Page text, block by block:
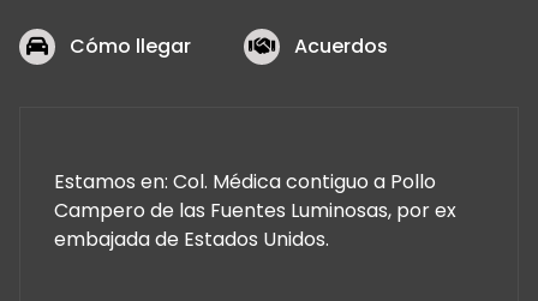
Cómo llegar Acuerdos
Estamos en: Col. Médica contiguo a Pollo
Campero de las Fuentes Luminosas, por ex
embajada de Estados Unidos.